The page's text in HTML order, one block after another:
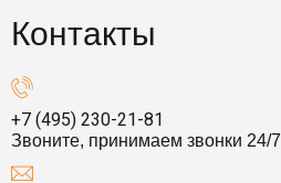
Контакты
+7 (495) 230-21-81
Звоните, принимаем звонки 24/7